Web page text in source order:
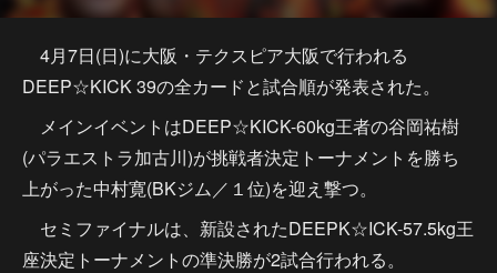
4月7日(日)に大阪・テクスピア大阪で行われる
DEEP☆KICK 39の全カードと試合順が発表された。
メインイベントはDEEP☆KICK-60kg王者の谷岡祐樹
(パラエストラ加古川)が挑戦者決定トーナメントを勝ち
上がった中村寛(BKジム／１位)を迎え撃つ。
セミファイナルは、新設されたDEEPK☆ICK-57.5kg王
座決定トーナメントの準決勝が2試合行われる。